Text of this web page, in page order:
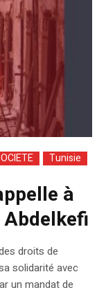
Tunisie
à
droits de
solidarité avec
un mandat de